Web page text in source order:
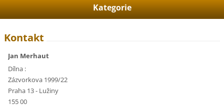
Kategorie
Kontakt
Jan Merhaut
Dílna :
Zázvorkova 1999/22
Praha 13 - Lužiny
155 00